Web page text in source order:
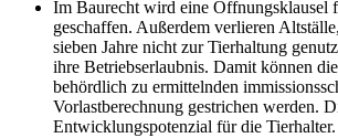
Im Baurecht wird eine Öffnungsklausel
geschaffen. Außerdem verlieren
sieben Jahre nicht zur Tierhaltung
ihre Betriebserlaubnis. Damit können
behördlich zu ermittelnden
Vorlastberechnung gestrichen werden.
Entwicklungspotenzial für die Tierhalter.